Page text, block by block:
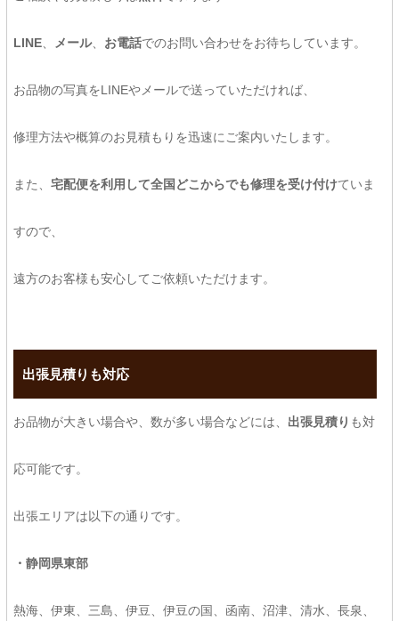
LINE、 メール、 お電話でのお問い合わせをお待ちしています。
お品物の写真をLINEやメールで送っていただければ、
修理方法や概算のお見積もりを迅速にご案内いたします。
また、 宅配便を利用して全国どこからでも修理を受け付けていま
すので、
遠方のお客様も安心してご依頼いただけます。
出張見積りも対応
お品物が大きい場合や、数が多い場合などには、 出張見積り も対
応可能です。
出張エリアは以下の通りです。
・静岡県東部
熱海、伊東、三島、伊豆、伊豆の国、函南、沼津、清水、長泉、